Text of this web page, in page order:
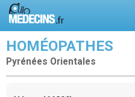
HOMÉOPATHES
Pyrénées Orientales